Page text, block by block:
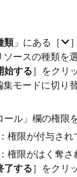
類」にある［
ソースの種類を
始する］をクリ
集モードに切り
ル」欄の権限
権限が付与され
権限がはく奪さ
了する］をクリ